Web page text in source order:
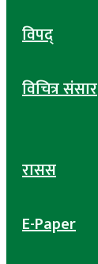
विपद्
विचित्र संसार
रासस
E-Paper